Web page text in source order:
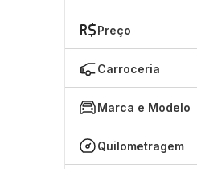
Preço
Carroceria
Marca e Modelo
Quilometragem